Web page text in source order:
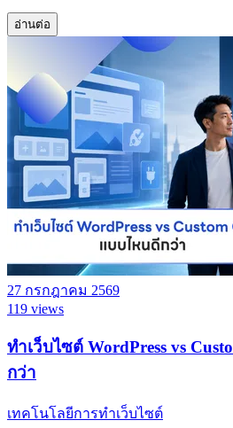
อ่านต่อ
27 กรกฎาคม 2569
119 views
ทำเว็บไซต์ WordPress vs
กว่า
เทคโนโลยีการทำเว็บไซต์